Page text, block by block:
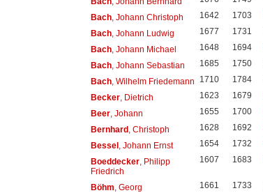
Bach, Johann Christoph 1642 1703
Bach, Johann Ludwig 1677 1731
Bach, Johann Michael 1648 1694
Bach, Johann Sebastian 1685 1750
Bach, Wilhelm Friedemann 1710 1784
Becker, Dietrich 1623 1679
Beer, Johann 1655 1700
Bernhard, Christoph 1628 1692
Bessel, Johann Ernst 1654 1732
Boeddecker, Philipp
Friedrich
1607 1683
Böhm , Georg 1661 1733